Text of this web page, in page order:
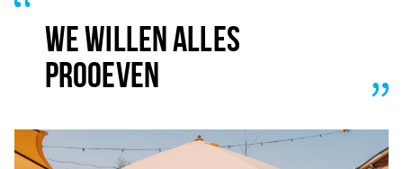
VRIJE TIJD
Sport
Nieuws
Bezienswaardigheden
WE WILLEN ALLES
PROOEVEN